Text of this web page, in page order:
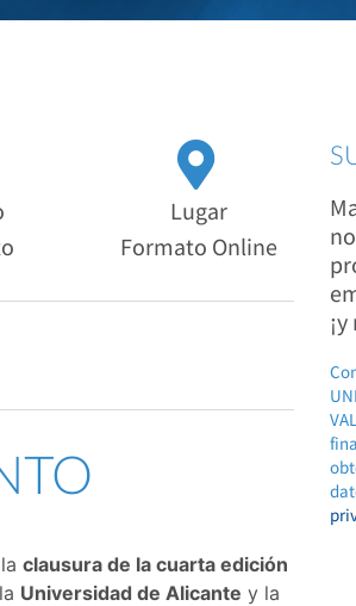
Lugar
Formato Online
clausura de la cuarta edición
Universidad de Alicante y la